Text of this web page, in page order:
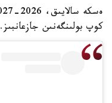
كوپ بولىنگەنىن جازعانبىز.